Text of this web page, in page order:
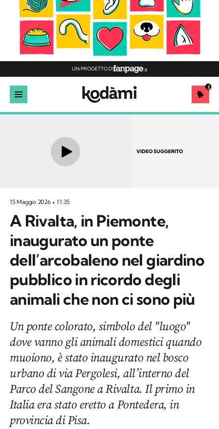
UN PROGETTO DI
2
VIDEO SUGGERITO
15 Maggio 2026 11:35
A Rivalta, in Piemonte,
inaugurato un ponte
dell’arcobaleno nel giardino
pubblico in ricordo degli
animali che non ci sono più
Un ponte colorato, simbolo del "luogo"
dove vanno gli animali domestici quando
muoiono, è stato inaugurato nel bosco
urbano di via Pergolesi, all’interno del
Parco del Sangone a Rivalta. Il primo in
Italia era stato eretto a Pontedera, in
provincia di Pisa.